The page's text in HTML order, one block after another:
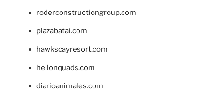
roderconstructiongroup.com
plazabatai.com
hawkscayresort.com
hellonquads.com
diarioanimales.com